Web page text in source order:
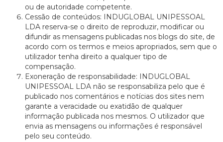
ou de autoridade competente.
Cessão de conteúdos: INDUGLOBAL UNIPESSOAL
LDA reserva-se o direito de reproduzir, modificar ou
difundir as mensagens publicadas nos blogs do site, de
acordo com os termos e meios apropriados, sem que o
utilizador tenha direito a qualquer tipo de
compensação.
Exoneração de responsabilidade: INDUGLOBAL
UNIPESSOAL LDA não se responsabiliza pelo que é
publicado nos comentários e notícias dos sites nem
garante a veracidade ou exatidão de qualquer
informação publicada nos mesmos. O utilizador que
envia as mensagens ou informações é responsável
pelo seu conteúdo.